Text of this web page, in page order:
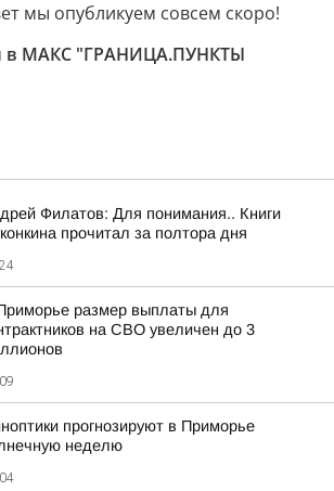
мы опубликуем совсем скоро!
в МАКС "ГРАНИЦА.ПУНКТЫ
Филатов: Для понимания.. Книги
прочитал за полтора дня
размер выплаты для
на СВО увеличен до 3
прогнозируют в Приморье
неделю